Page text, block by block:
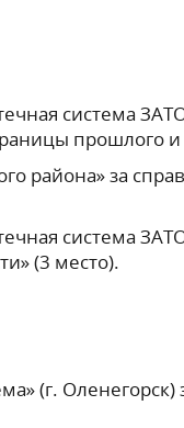
система
прошлого и
района» за
система
(3 место).
(г. Оленегорск)